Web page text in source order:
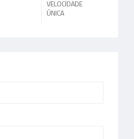
VELOCIDADE
ÚNICA